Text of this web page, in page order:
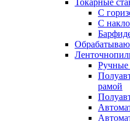
Токарные
С
С
Ручные
рамой